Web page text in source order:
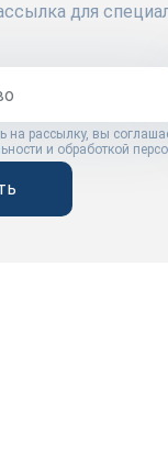
для
на рассылку, вы
и обработкой